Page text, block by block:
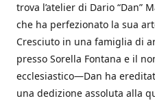
trova l’atelier di Dario “Dan”
che ha perfezionato la sua
Cresciuto in una famiglia di
presso Sorella Fontana e il
ecclesiastico—Dan ha
una dedizione assoluta alla